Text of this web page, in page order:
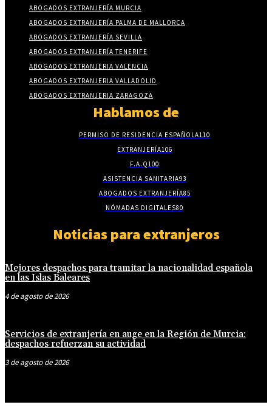
ABOGADOS EXTRANJERÍA MURCIA
ABOGADOS EXTRANJERÍA PALMA DE MALLORCA
ABOGADOS EXTRANJERÍA SEVILLA
ABOGADOS EXTRANJERÍA TENERIFE
ABOGADOS EXTRANJERIA VALENCIA
ABOGADOS EXTRANJERIA VALLADOLID
ABOGADOS EXTRANJERIA ZARAGOZA
Hablamos de
PERMISO DE RESIDENCIA ESPAÑOLA110
EXTRANJERÍA106
F.A.Q100
ASISTENCIA SANITARIA93
ABOGADOS EXTRANJERÍA85
NÓMADAS DIGITALES80
Noticias para extranjeros
Mejores despachos para tramitar la nacionalidad española
en las Islas Baleares
4 de agosto de 2026
Servicios de extranjería en auge en la Región de Murcia:
despachos refuerzan su actividad
3 de agosto de 2026